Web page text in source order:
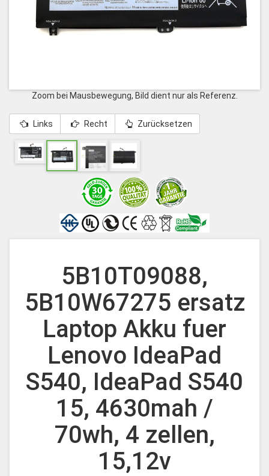
Zoom bei Mausbewegung, Bild dient nur als Referenz.
Links Recht Zurücksetzen
5B10T09088,
5B10W67275 ersatz
Laptop Akku fuer
Lenovo IdeaPad
S540, IdeaPad S540
15, 4630mah /
70wh, 4 zellen,
15,12v